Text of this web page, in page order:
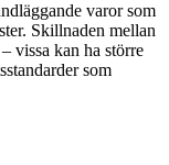
varor som
Skillnaden mellan
vissa kan ha större
som